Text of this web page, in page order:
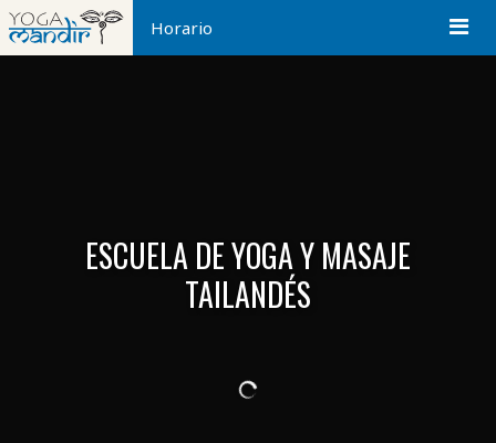
Horario
ESCUELA DE YOGA Y MASAJE
TAILANDÉS